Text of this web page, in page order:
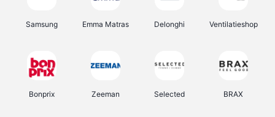
Samsung Emma Matras Delonghi Ventilatieshop
Bonprix Zeeman Selected BRAX